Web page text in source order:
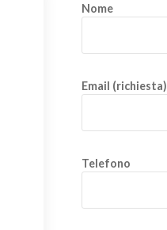
Nome
Email (richiesta)
Telefono